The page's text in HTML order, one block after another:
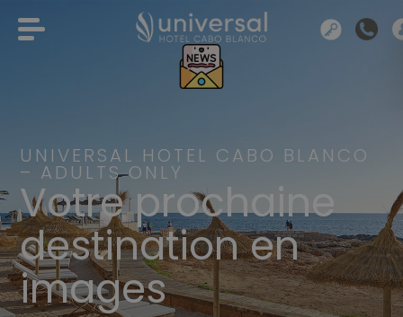
UNIVERSAL HOTEL CABO BLANCO
– ADULTS ONLY
Votre prochaine
destination en
images